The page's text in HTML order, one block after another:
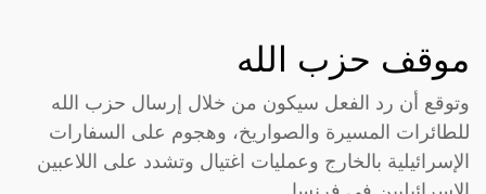
موقف حزب الله
وتوقع أن رد الفعل سيكون من خلال إرسال حزب الله
للطائرات المسيرة والصواريخ، وهجوم على السفارات
الإسرائيلية بالخارج وعمليات اغتيال وتشدد على اللاعبين